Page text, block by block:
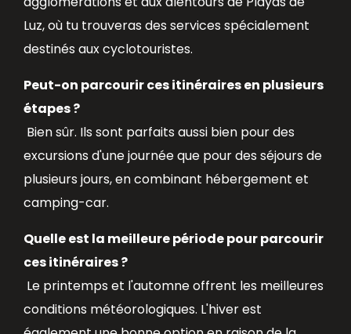
Luz, où tu trouveras des services spécialement
destinés aux cyclotouristes.
Peut-on parcourir ces itinéraires en plusieurs
étapes ?
Bien sûr. Ils sont parfaits aussi bien pour des
excursions d'une journée que pour des séjours de
plusieurs jours, en combinant hébergement et
camping-car.
Quelle est la meilleure période pour parcourir
ces itinéraires ?
Le printemps et l'automne offrent les meilleures
conditions météorologiques. L'hiver est